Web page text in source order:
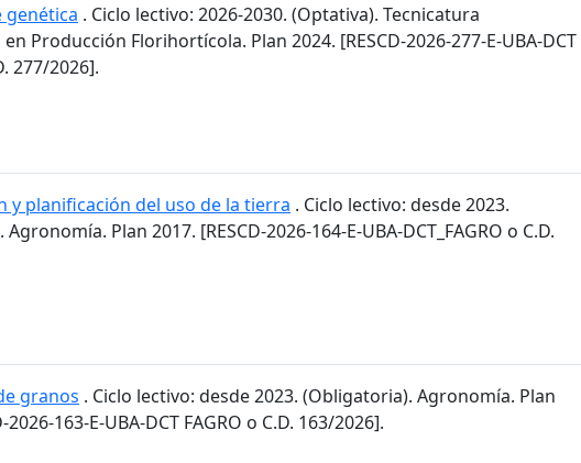
genética . Ciclo lectivo: 2026-2030. (Optativa). Tecnicatura
Producción Florihortícola. Plan 2024. [RESCD-2026-277-E-UBA-DCT
277/2026].
y planificación del uso de la tierra . Ciclo lectivo: desde 2023.
Plan 2017. [RESCD-2026-164-E-UBA-DCT_FAGRO o C.D.
granos . Ciclo lectivo: desde 2023. (Obligatoria). Agronomía. Plan
2026-163-E-UBA-DCT FAGRO o C.D. 163/2026].